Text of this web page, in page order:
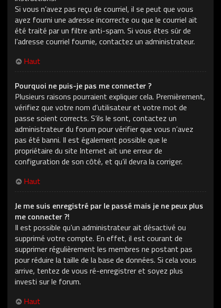
Si vous n’avez pas reçu de courriel, il se peut que vous
ayez fourni une adresse incorrecte ou que le courriel ait
été traité par un filtre anti-spam. Si vous êtes sûr de
l’adresse courriel fournie, contactez un administrateur.
Haut
Pourquoi ne puis-je pas me connecter ?
Plusieurs raisons pourraient expliquer cela. Premièrement,
vérifiez que votre nom d’utilisateur et votre mot de
passe soient corrects. S’ils le sont, contactez un
administrateur du forum pour vérifier que vous n’avez
pas été banni. Il est également possible que le
propriétaire du site Internet ait une erreur de
configuration de son côté, et qu’il devra la corriger.
Haut
Je me suis enregistré par le passé mais je ne peux plus
me connecter ?!
Il est possible qu’un administrateur ait désactivé ou
supprimé votre compte. En effet, il est courant de
supprimer régulièrement les membres ne postant pas
pour réduire la taille de la base de données. Si cela vous
arrive, tentez de vous ré-enregistrer et soyez plus
investi sur le forum.
Haut